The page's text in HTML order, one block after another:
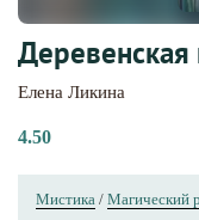
Деревенская
Елена Ликина
4.50
Мистика / Магический